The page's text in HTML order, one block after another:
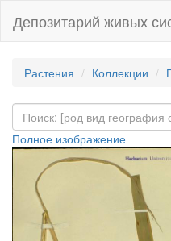
Депозитарий живых
Растения Коллекции
Полное изображение